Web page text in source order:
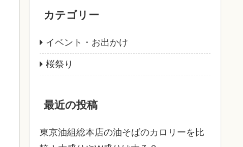
カテゴリー
イベント・お出かけ
桜祭り
最近の投稿
東京油組総本店の油そばのカロリーを比